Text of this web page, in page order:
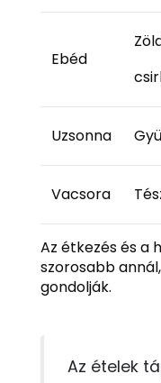
Ebéd
Uzsonna
Vacsora
Az étkezés és a
szorosabb
gondolják.
Az ételek